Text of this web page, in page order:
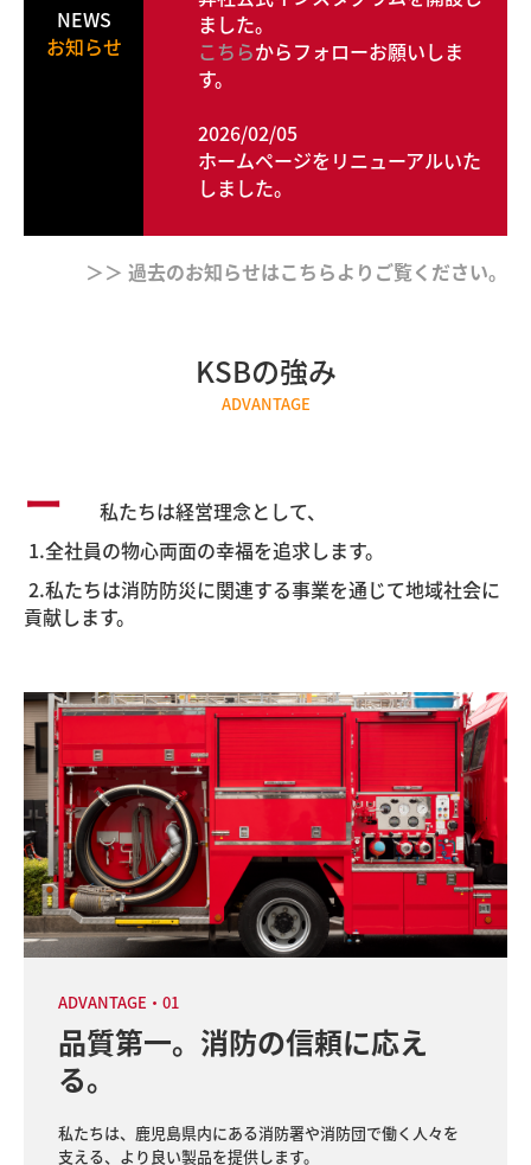
NEWS
お知らせ
ました。
こちらからフォローお願いしま
す。
2026/02/05
ホームページをリニューアルいた
しました。
＞＞ 過去のお知らせはこちらよりご覧ください。
KSBの強み
ADVANTAGE
ー
私たちは経営理念として、
1.全社員の物心両面の幸福を追求します。
2.私たちは消防防災に関連する事業を通じて地域社会に
貢献します。
ADVANTAGE・01
品質第一。消防の信頼に応え
る。
私たちは、鹿児島県内にある消防署や消防団で働く人々を
支える、より良い製品を提供します。